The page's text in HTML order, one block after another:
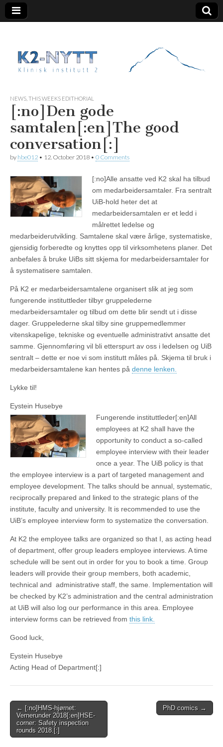
K2 Nytt
NEWS THIS WEEKS EDITHORIAL
[:no]Den gode
samtalen[:en]The good
conversation[:]
by hbe012 • 12. October 2018 • 0 Comments
[:no]Alle ansatte ved K2 skal ha tilbud
om medarbeidersamtaler. Fra sentralt
UiB-hold heter det at
medarbeidersamtalen er et ledd i
målrettet ledelse og
medarbeiderutvikling. Samtalene skal være årlige, systematiske,
gjensidig forberedte og knyttes opp til virksomhetens planer. Det
anbefales å bruke UiBs sitt skjema for medarbeidersamtaler for
å systematisere samtalen.
På K2 er medarbeidersamtalene organisert slik at jeg som
fungerende instituttleder tilbyr gruppelederne
medarbeidersamtaler og tilbud om dette blir sendt ut i disse
dager. Gruppelederne skal tilby sine gruppemedlemmer
vitenskapelige, tekniske og eventuelle administrativt ansatte det
samme. Gjennomføring vil bli etterspurt av oss i ledelsen og UiB
sentralt – dette er noe vi som institutt måles på. Skjema til bruk i
medarbeidersamtalene kan hentes på denne lenken.
Lykke til!
Eystein Husebye
Fungerende instituttleder[:en]All
employees at K2 shall have the
opportunity to conduct a so-called
employee interview with their leader
once a year. The UiB policy is that
the employee interview is a part of targeted management and
employee development. The talks should be annual, systematic,
reciprocally prepared and linked to the strategic plans of the
institute, faculty and university. It is recommended to use the
UiB’s employee interview form to systematize the conversation.
At K2 the employee talks are organized so that I, as acting head
of department, offer group leaders employee interviews. A time
schedule will be sent out in order for you to book a time. Group
leaders will provide their group members, both academic,
technical and administrative staff, the same. Implementation will
be checked by K2’s administration and the central administration
at UiB will also log our performance in this area. Employee
interview forms can be retrieved from this link.
Good luck,
Eystein Husebye
Acting Head of Department[:]
Post
navigation
← [:no]HMS-hjørnet:
Vernerunder 2018[:en]HSE-
corner: Safety inspection
rounds 2018.[:]
PhD comics →